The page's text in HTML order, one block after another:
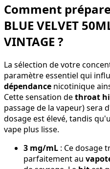
Comment
BLUE VELVET
VINTAGE ?
La sélection de votre
paramètre essentiel qui
dépendance nicotinique
Cette sensation dethroat
passage de la vapeur) sera
dosage est élevé, tandis
vape plus lisse.
3 mg/mL : Ce dosage
parfaitement au